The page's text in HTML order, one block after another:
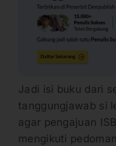
Jadi isi buku dari
tanggungjawab si
agar pengajuan
mengikuti